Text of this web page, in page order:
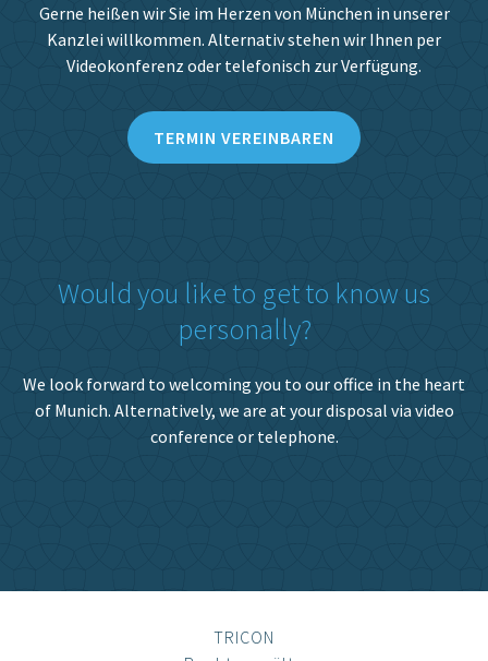
Gerne heißen wir Sie im Herzen von München in unserer
Kanzlei willkommen. Alternativ stehen wir Ihnen per
Videokonferenz oder telefonisch zur Verfügung.
TERMIN VEREINBAREN
Would you like to get to know us
personally?
We look forward to welcoming you to our office in the heart
of Munich. Alternatively, we are at your disposal via video
conference or telephone.
TRICON